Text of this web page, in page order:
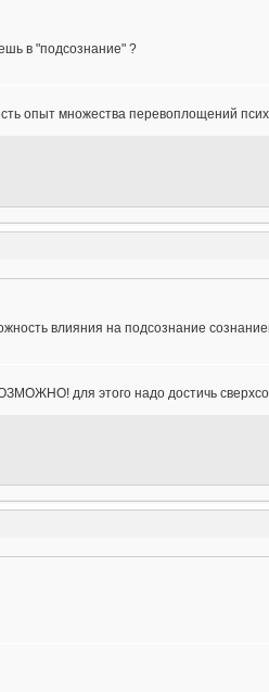
в "подсознание" ?
опыт множества перевоплощений
влияния на подсознание
для этого надо достичь